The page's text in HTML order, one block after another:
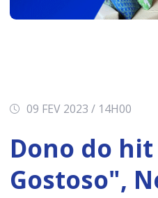
09 FEV 2023 / 14H00
Dono do
Gostoso",